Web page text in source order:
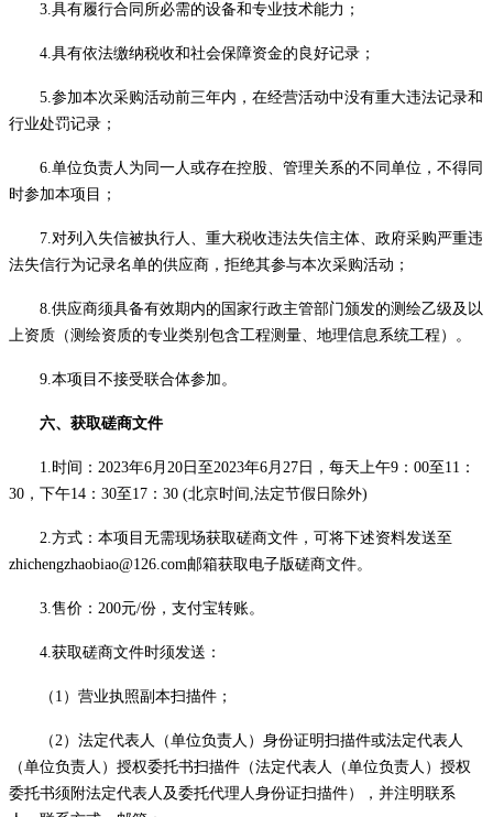
3.具有履行合同所必需的设备和专业技术能力；
4.具有依法缴纳税收和社会保障资金的良好记录；
5.参加本次采购活动前三年内，在经营活动中没有重大违法记录和
行业处罚记录；
6.单位负责人为同一人或存在控股、管理关系的不同单位，不得同
时参加本项目；
7.对列入失信被执行人、 重大税收违法失信主体、政府采购严重违
法失信行为记录名单的供应商 ，拒绝其参与本次采购活动；
8.供应商须具备有效期内的国家行政主管部门颁发的测绘乙级及以
上资质（测绘资质的专业类别 包含工程测量、地理信息系统工程 ）。
9.本项目不接受联合体参加。
六、获取磋商文件
1.时间：2023年6月 20 日至2023年6月 27 日，每天上午9 ： 00至11：
30，下午14：30至17：30 (北京时间,法定节假日除外)
2.方式： 本项目无需现场获取磋商文件 ，可将下述资料发送至
zhichengzhaobiao@126.com邮箱获取电子版磋商文件。
3.售价： 200元/份，支付宝转账。
4.获取磋商文件时须发送：
（ 1）营业执照副本扫描件；
（2） 法定代表人（单位负责人）身份证明扫描件或法定代表人
（单位负责人）授权委托书扫描件（法定代表人（单位负责人）授权
委托书须附法定代表人及委托代理人身份证扫描件）
，并注明联系